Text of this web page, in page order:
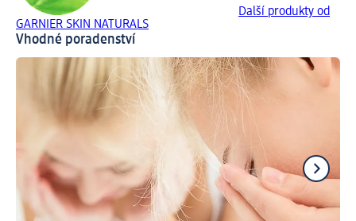
Další produkty od
GARNIER SKIN NATURALS
Vhodné poradenství